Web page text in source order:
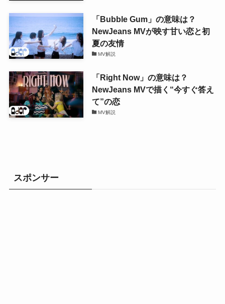
「Bubble Gum」の意味は？
NewJeans MVが映す甘い恋と初
夏の友情
MV解説
「Right Now」の意味は？
NewJeans MVで描く“今すぐ答え
て”の恋
MV解説
スポンサー